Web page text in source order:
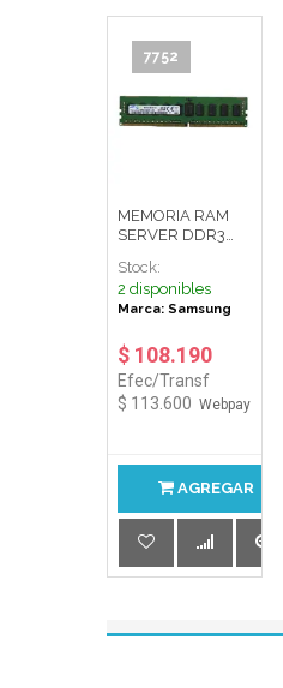
7752
MEMORIA RAM
SERVER DDR3
SAMSUNG
Stock:
2 disponibles
Marca: Samsung
$ 108.190
Efec/Transf
$ 113.600 Webpay
AGREGAR